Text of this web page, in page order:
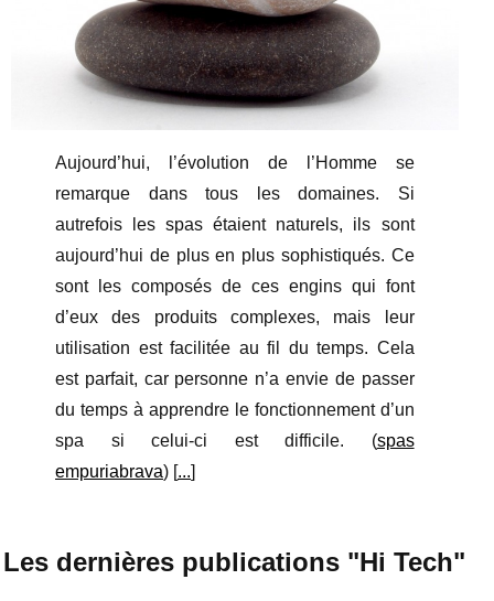
Aujourd’hui, l’évolution de l’Homme se
remarque dans tous les domaines. Si
autrefois les spas étaient naturels, ils sont
aujourd’hui de plus en plus sophistiqués. Ce
sont les composés de ces engins qui font
d’eux des produits complexes, mais leur
utilisation est facilitée au fil du temps. Cela
est parfait, car personne n’a envie de passer
du temps à apprendre le fonctionnement d’un
spa si celui-ci est difficile. (spas
empuriabrava) [...]
Les dernières publications "Hi Tech"